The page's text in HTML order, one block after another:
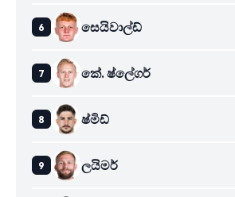
සෙයිවාල්ඩ්
කේ. ෂ්ලේගර්
ෂ්මිඩ්
ලයිමර්